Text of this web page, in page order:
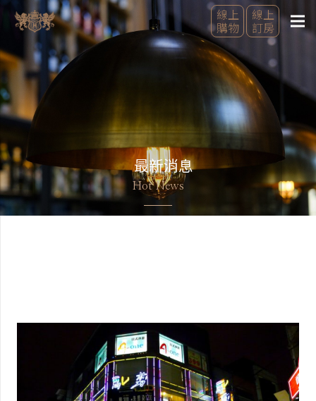
線上
購物
線上
訂房
最新消息
Hot News